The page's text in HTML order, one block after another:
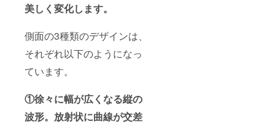
美しく変化します。
側面の3種類のデザインは、
それぞれ以下のようになっ
ています。
①徐々に幅が広くなる縦の
波形。放射状に曲線が交差